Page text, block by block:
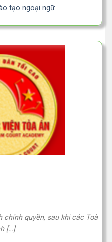
tạo ngoại ngữ
chính quyền, sau khi các Toà
[…]